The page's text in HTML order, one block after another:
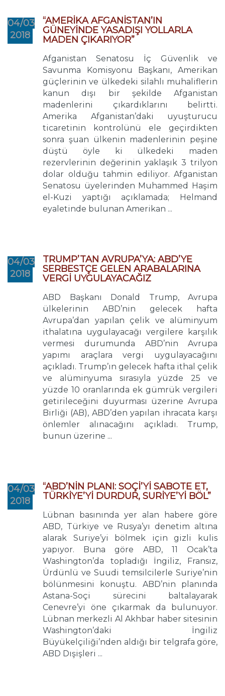
04/03
2018
“AMERİKA AFGANİSTAN’IN
GÜNEYİNDE YASADIŞI YOLLARLA
MADEN ÇIKARIYOR”
Afganistan Senatosu İç Güvenlik ve
Savunma Komisyonu Başkanı, Amerikan
güçlerinin ve ülkedeki silahlı muhaliflerin
kanun dışı bir şekilde Afganistan
madenlerini çıkardıklarını belirtti.
Amerika Afganistan’daki uyuşturucu
ticaretinin kontrolünü ele geçirdikten
sonra şuan ülkenin madenlerinin peşine
düştü öyle ki ülkedeki maden
rezervlerinin değerinin yaklaşık 3 trilyon
dolar olduğu tahmin ediliyor. Afganistan
Senatosu üyelerinden Muhammed Haşim
el-Kuzi yaptığı açıklamada; Helmand
eyaletinde bulunan Amerikan ...
04/03
2018
TRUMP’TAN AVRUPA’YA: ABD’YE
SERBESTÇE GELEN ARABALARINA
VERGİ UYGULAYACAĞIZ
ABD Başkanı Donald Trump, Avrupa
ülkelerinin ABD’nin gelecek hafta
Avrupa’dan yapılan çelik ve alüminyum
ithalatına uygulayacağı vergilere karşılık
vermesi durumunda ABD’nin Avrupa
yapımı araçlara vergi uygulayacağını
açıkladı. Trump’ın gelecek hafta ithal çelik
ve alüminyuma sırasıyla yüzde 25 ve
yüzde 10 oranlarında ek gümrük vergileri
getirileceğini duyurması üzerine Avrupa
Birliği (AB), ABD’den yapılan ihracata karşı
önlemler alınacağını açıkladı. Trump,
bunun üzerine ...
04/03
2018
“ABD’NİN PLANI: SOÇİ’Yİ SABOTE ET,
TÜRKİYE’Yİ DURDUR, SURİYE’Yİ BÖL”
Lübnan basınında yer alan habere göre
ABD, Türkiye ve Rusya’yı denetim altına
alarak Suriye’yi bölmek için gizli kulis
yapıyor. Buna göre ABD, 11 Ocak’ta
Washington’da topladığı İngiliz, Fransız,
Ürdünlü ve Suudi temsilcilerle Suriye’nin
bölünmesini konuştu. ABD’nin planında
Astana-Soçi sürecini baltalayarak
Cenevre’yi öne çıkarmak da bulunuyor.
Lübnan merkezli Al Akhbar haber sitesinin
Washington’daki İngiliz
Büyükelçiliği’nden aldığı bir telgrafa göre,
ABD Dışişleri ...